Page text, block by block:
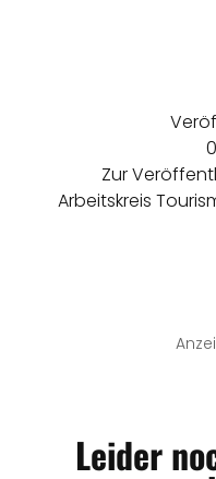
Zur
Arbeitskreis
Leider